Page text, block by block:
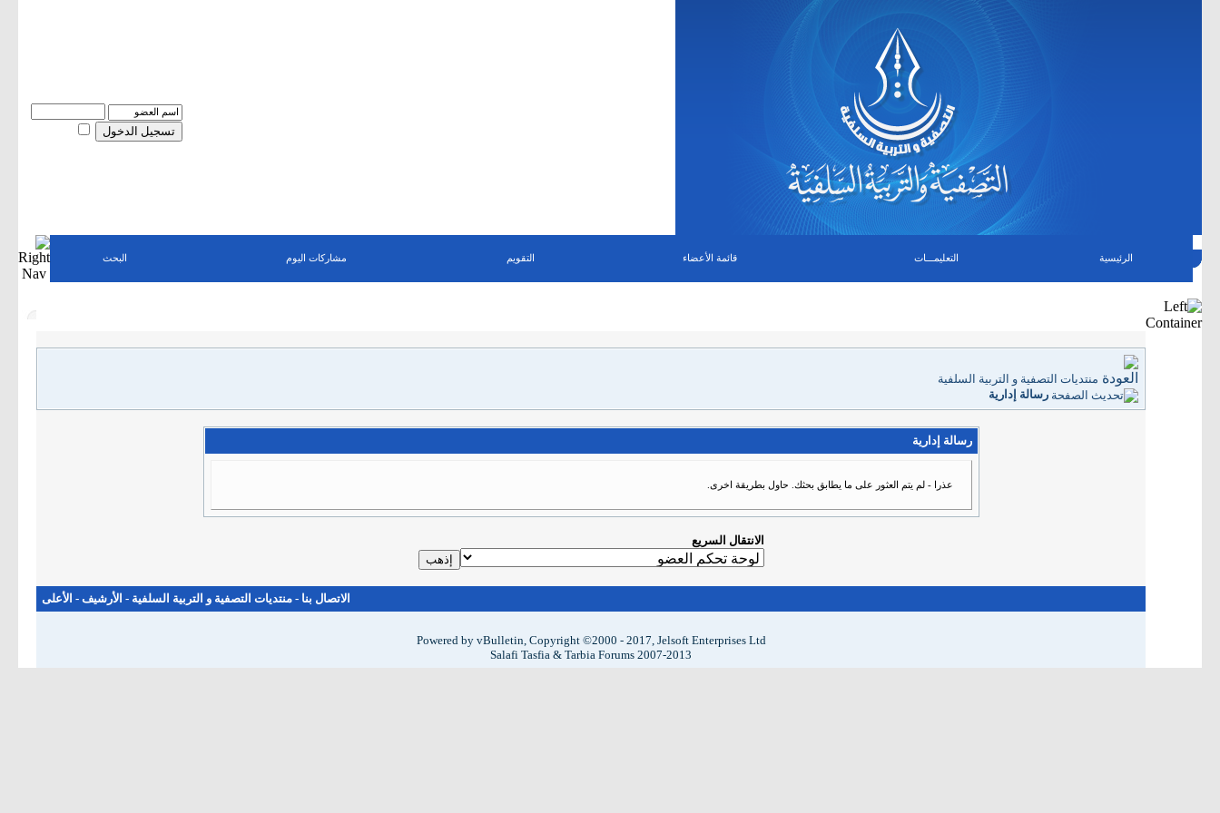
الرئيسية التعليمـــات قائمة الأعضاء التقويم مشاركات اليوم البحث
منتديات التصفية و التربية السلفية
رسالة إدارية
رسالة إدارية
عذرا - لم يتم العثور على ما يطابق بحثك. حاول بطريقة اخرى.
الانتقال السريع
الاتصال بنا - منتديات التصفية و التربية السلفية - الأرشيف - الأعلى
Powered by vBulletin, Copyright ©2000 - 2017, Jelsoft Enterprises Ltd
Salafi Tasfia & Tarbia Forums 2007-2013